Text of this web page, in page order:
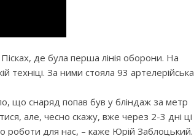
де була перша лінія оборони. На
техніці. За ними стояла 93 артелерійська
що снаряд попав був у бліндаж за метр
але, чесно скажу, вже через 2-3 дні ці
роботи для нас, – каже Юрій Заблоцький.